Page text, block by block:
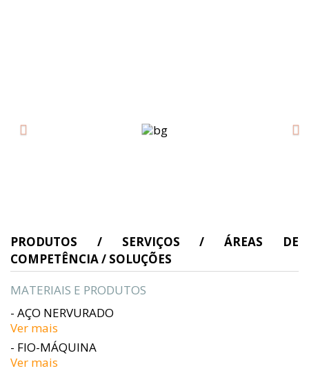
PRODUTOS / SERVIÇOS / ÁREAS DE
COMPETÊNCIA / SOLUÇÕES
MATERIAIS E PRODUTOS
- AÇO NERVURADO
Ver mais
- FIO-MÁQUINA
Ver mais